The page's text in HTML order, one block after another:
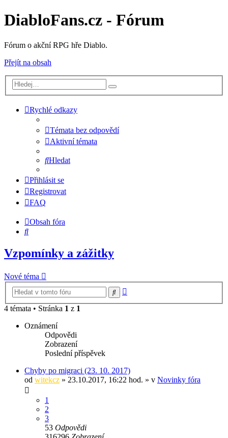
DiabloFans.cz - Fórum
Fórum o akční RPG hře Diablo.
Přejít na obsah
Rychlé odkazy
Témata bez odpovědí
Aktivní témata
Hledat
Přihlásit se
Registrovat
FAQ
Obsah fóra
Hledat
Vzpomínky a zážitky
Nové téma
Hledat
4 témata • Stránka 1 z 1
Oznámení
Odpovědi
Zobrazení
Poslední příspěvek
Chyby po migraci (23. 10. 2017)
od witekcz » 23.10.2017, 16:22 hod. » v Novinky fóra
1
2
3
53 Odpovědi